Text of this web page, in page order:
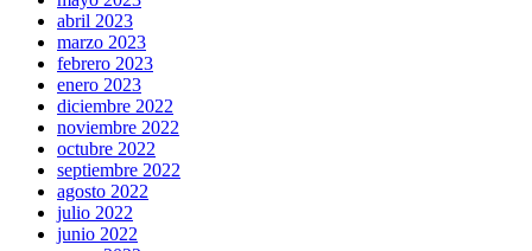
abril 2023
marzo 2023
febrero 2023
enero 2023
diciembre 2022
noviembre 2022
octubre 2022
septiembre 2022
agosto 2022
julio 2022
junio 2022